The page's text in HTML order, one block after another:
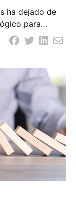
ha dejado de
para
A
de estos
podría más que